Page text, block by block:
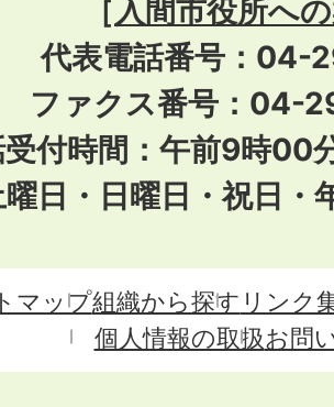
［入間市役所へ
代表電話番号：04-
ファクス番号：04-
受付時間：午前9時00
曜日・日曜日・祝日
マップ組織から探す リンク
個人情報の取扱お問